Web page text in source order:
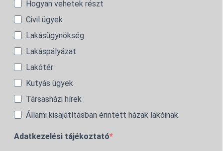
Hogyan vehetek részt
Civil ügyek
Lakásügynökség
Lakáspályázat
Lakótér
Kutyás ügyek
Társasházi hírek
Állami kisajátításban érintett házak lakóinak
Adatkezelési tájékoztató